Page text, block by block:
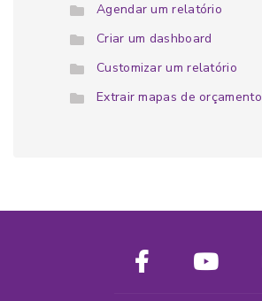
Agendar um relatório
Criar um dashboard
Customizar um relatório
Extrair mapas de orçamento